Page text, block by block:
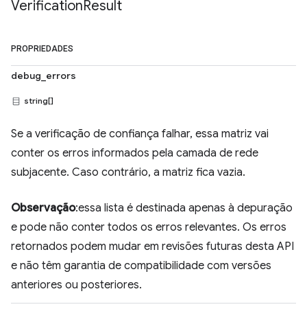
VerificationResult
PROPRIEDADES
debug_errors
string[]
Se a verificação de confiança falhar, essa matriz vai
conter os erros informados pela camada de rede
subjacente. Caso contrário, a matriz fica vazia.
Observação:essa lista é destinada apenas à depuração
e pode não conter todos os erros relevantes. Os erros
retornados podem mudar em revisões futuras desta API
e não têm garantia de compatibilidade com versões
anteriores ou posteriores.